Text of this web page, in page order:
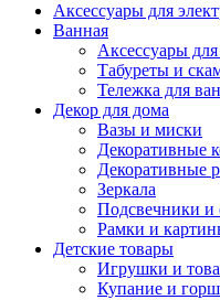
Аксессуары для
Ванная
Аксессуары
Табуреты и
Тележка для
Декор для дома
Вазы и миски
Декоративные
Декоративные
Зеркала
Подсвечники и
Рамки и
Детские товары
Игрушки и
Купание и